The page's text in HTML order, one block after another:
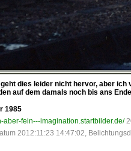
dies leider nicht hervor, aber
auf dem damals noch bis ans
1985
aber-fein---imagination.startbilder.de/
2012:11:23 14:47:02,